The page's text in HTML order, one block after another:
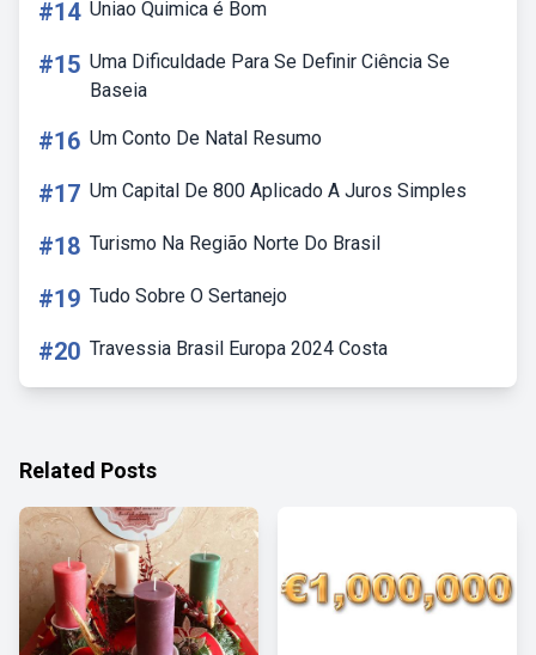
#14 Uniao Quimica é Bom
#15 Uma Dificuldade Para Se Definir Ciência Se
Baseia
#16 Um Conto De Natal Resumo
#17 Um Capital De 800 Aplicado A Juros Simples
#18 Turismo Na Região Norte Do Brasil
#19 Tudo Sobre O Sertanejo
#20 Travessia Brasil Europa 2024 Costa
Related Posts